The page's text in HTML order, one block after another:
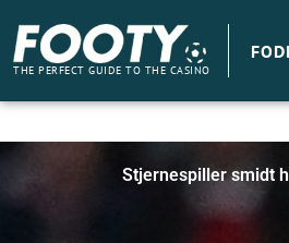
indholdet
THE PERFECT GUIDE TO THE CASINO
Stjernespiller smidt